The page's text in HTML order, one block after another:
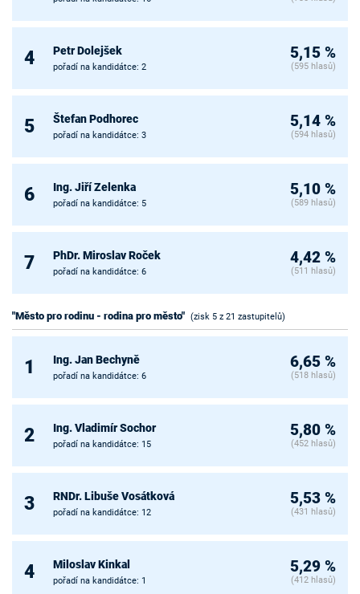
4 Petr Dolejšek
pořadí na kandidátce: 2
5,15 %
(595 hlasů)
5 Štefan Podhorec
pořadí na kandidátce: 3
5,14 %
(594 hlasů)
6 Ing. Jiří Zelenka
pořadí na kandidátce: 5
5,10 %
(589 hlasů)
7 PhDr. Miroslav Roček
pořadí na kandidátce: 6
4,42 %
(511 hlasů)
"Město pro rodinu - rodina pro město" (zisk 5 z 21 zastupitelů)
1 Ing. Jan Bechyně
pořadí na kandidátce: 6
6,65 %
(518 hlasů)
2 Ing. Vladimír Sochor
pořadí na kandidátce: 15
5,80 %
(452 hlasů)
3 RNDr. Libuše Vosátková
pořadí na kandidátce: 12
5,53 %
(431 hlasů)
4 Miloslav Kinkal
pořadí na kandidátce: 1
5,29 %
(412 hlasů)